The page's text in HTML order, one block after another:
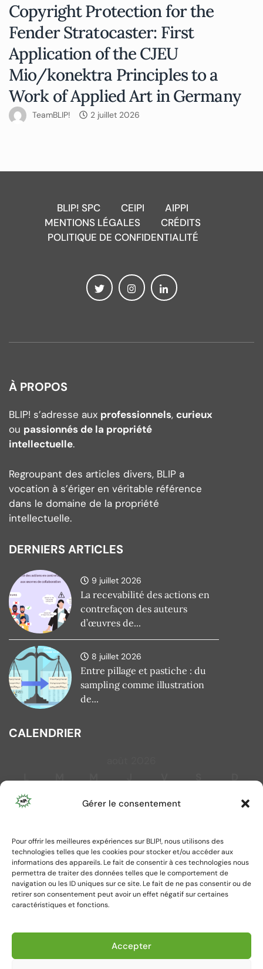
Gérer le consentement
Pour offrir les meilleures expériences sur BLIP!, nous utilisons des
technologies telles que les cookies pour stocker et/ou accéder aux
informations des appareils. Le fait de consentir à ces technologies nous
permettra de traiter des données telles que le comportement de
navigation ou les ID uniques sur ce site. Le fait de ne pas consentir ou de
retirer son consentement peut avoir un effet négatif sur certaines
caractéristiques et fonctions.
Accepter
Copyright Protection for the
Fender Stratocaster: First
Application of the CJEU
Mio/konektra Principles to a
Work of Applied Art in Germany
TeamBLIP! 2 juillet 2026
BLIP! SPC CEIPI
AIPPI
MENTIONS LÉGALES
CRÉDITS
POLITIQUE DE CONFIDENTIALITÉ
À PROPOS
BLIP! s’adresse aux professionnels, curieux
ou passionnés de la propriété
intellectuelle.
Regroupant des articles divers, BLIP a
vocation à s’ériger en véritable référence
dans le domaine de la propriété
intellectuelle.
DERNIERS ARTICLES
9 juillet 2026
La recevabilité des actions en
contrefaçon des auteurs
d’œuvres de...
8 juillet 2026
Entre pillage et pastiche : du
sampling comme illustration
de...
CALENDRIER
6
17
18 19 20 21 22
23
24
25 26 27 28 29
30
31
« Juil